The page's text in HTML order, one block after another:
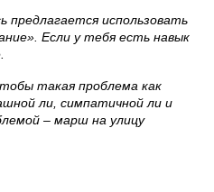
использовать
Если у тебя есть навык
такая проблема как
ли, симпатичной ли и
– марш на улицу